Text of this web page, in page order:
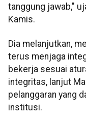
tanggung jawab,"
Kamis.
Dia melanjutkan,
terus menjaga
bekerja sesuai
integritas, lanjut
pelanggaran yang
institusi.